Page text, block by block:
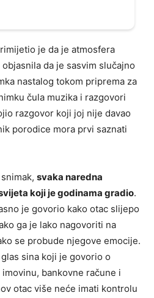
je da je atmosfera
da je sasvim slučajno
nastalog tokom priprema za
čula muzika i razgovori
razgovor koji joj nije davao
porodice mora prvi saznati
svaka naredna
koji je godinama gradio.
je govorio kako otac slijepo
ga je lako nagovoriti na
se probude njegove emocije.
sina koji je govorio o
bankovne račune i
otac više neće imati kontrolu